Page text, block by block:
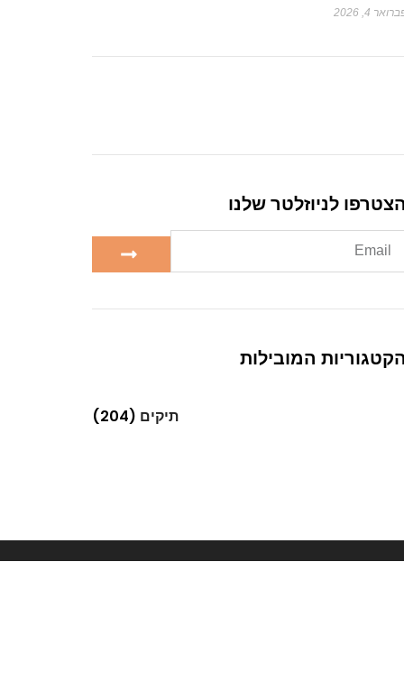
4, 2026
לניוזלטר שלנו
המובילות
תיקים (204)